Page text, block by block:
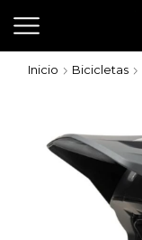
Inicio Bicicletas